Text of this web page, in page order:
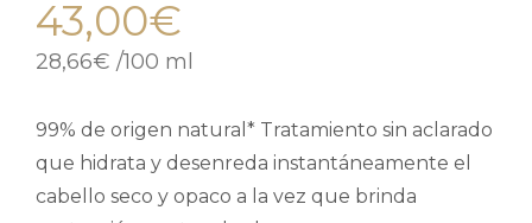
43,00€
28,66€ /100 ml
99% de origen natural* Tratamiento sin aclarado
que hidrata y desenreda instantáneamente el
cabello seco y opaco a la vez que brinda